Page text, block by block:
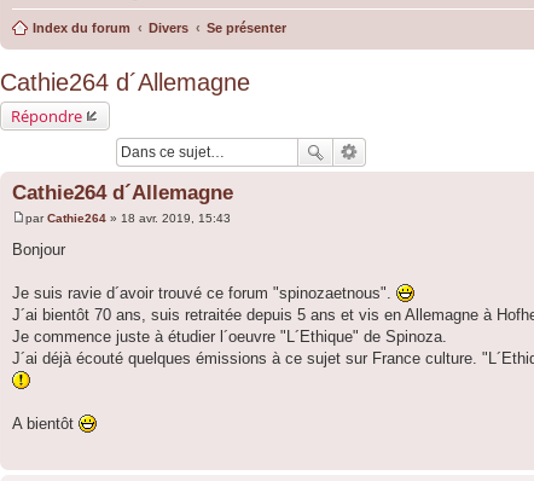
Index du forum Divers Se présenter
Cathie264 d´Allemagne
Répondre
Cathie264 d´Allemagne
M
s
g
e
parCathie264 » 18 avr. 2019, 15:43
Bonjour
Je suis ravie d´avoir trouvé ce forum "spinozaetnous".
J´ai bientôt 70 ans, suis retraitée depuis 5 ans et vis en Allemagne à
Je commence juste à étudier l´oeuvre "L´Ethique" de Spinoza.
J´ai déjà écouté quelques émissions à ce sujet sur France culture.
A bientôt